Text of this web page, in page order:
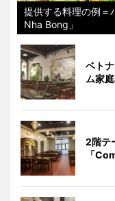
提供する料理の例＝
Nha Bong」
ベト
ム家
2階テ
「